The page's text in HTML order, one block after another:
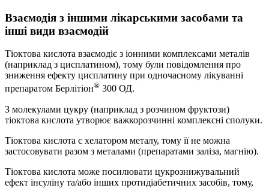
Взаємодія з іншими лікарськими засобами та
інші види взаємодій
Тіоктова кислота взаємодіє з іонними комплексами металів
(наприклад з цисплатином), тому були повідомлення про
зниження ефекту цисплатину при одночасному лікуванні
препаратом Берлітіон® 300 ОД.
З молекулами цукру (наприклад з розчином фруктози)
тіоктова кислота утворює важкорозчинні комплексні сполуки.
Тіоктова кислота є хелатором металу, тому її не можна
застосовувати разом з металами (препаратами заліза, магнію).
Тіоктова кислота може посилювати цукрознижувальний
ефект інсуліну та/або інших протидіабетичних засобів, тому,